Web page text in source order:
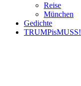
Reise
München
Gedichte
TRUMPisMUSS!